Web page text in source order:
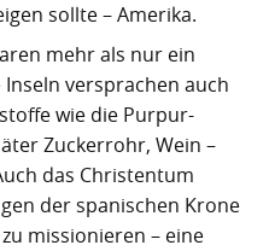
sollte – Amerika.
mehr als nur ein
versprachen auch
wie die Purpur-
Zuckerrohr, Wein –
das Christentum
der spanischen Krone
missionieren – eine